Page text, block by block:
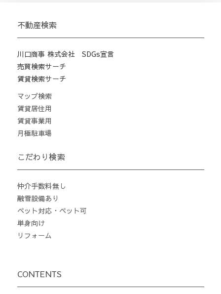
不動産検索
川口商事 株式会社 SDGs宣言
売買検索サーチ
賃貸検索サーチ
マップ検索
賃貸居住用
賃貸事業用
月極駐車場
こだわり検索
仲介手数料無し
融雪設備あり
ペット対応・ペット可
単身向け
リフォーム
CONTENTS